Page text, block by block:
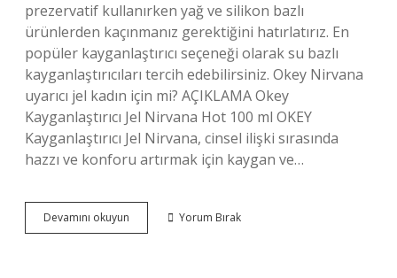
prezervatif kullanırken yağ ve silikon bazlı
ürünlerden kaçınmanız gerektiğini hatırlatırız. En
popüler kayganlaştırıcı seçeneği olarak su bazlı
kayganlaştırıcıları tercih edebilirsiniz. Okey Nirvana
uyarıcı jel kadın için mi? AÇIKLAMA Okey
Kayganlaştırıcı Jel Nirvana Hot 100 ml OKEY
Kayganlaştırıcı Jel Nirvana, cinsel ilişki sırasında
hazzı ve konforu artırmak için kaygan ve…
Devamını okuyun Kadınlar
Için
Yorum Bırak